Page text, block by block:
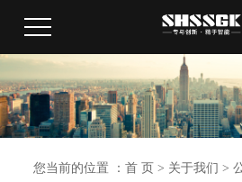
您当前的位置 ：首 页 > 关于我们 >